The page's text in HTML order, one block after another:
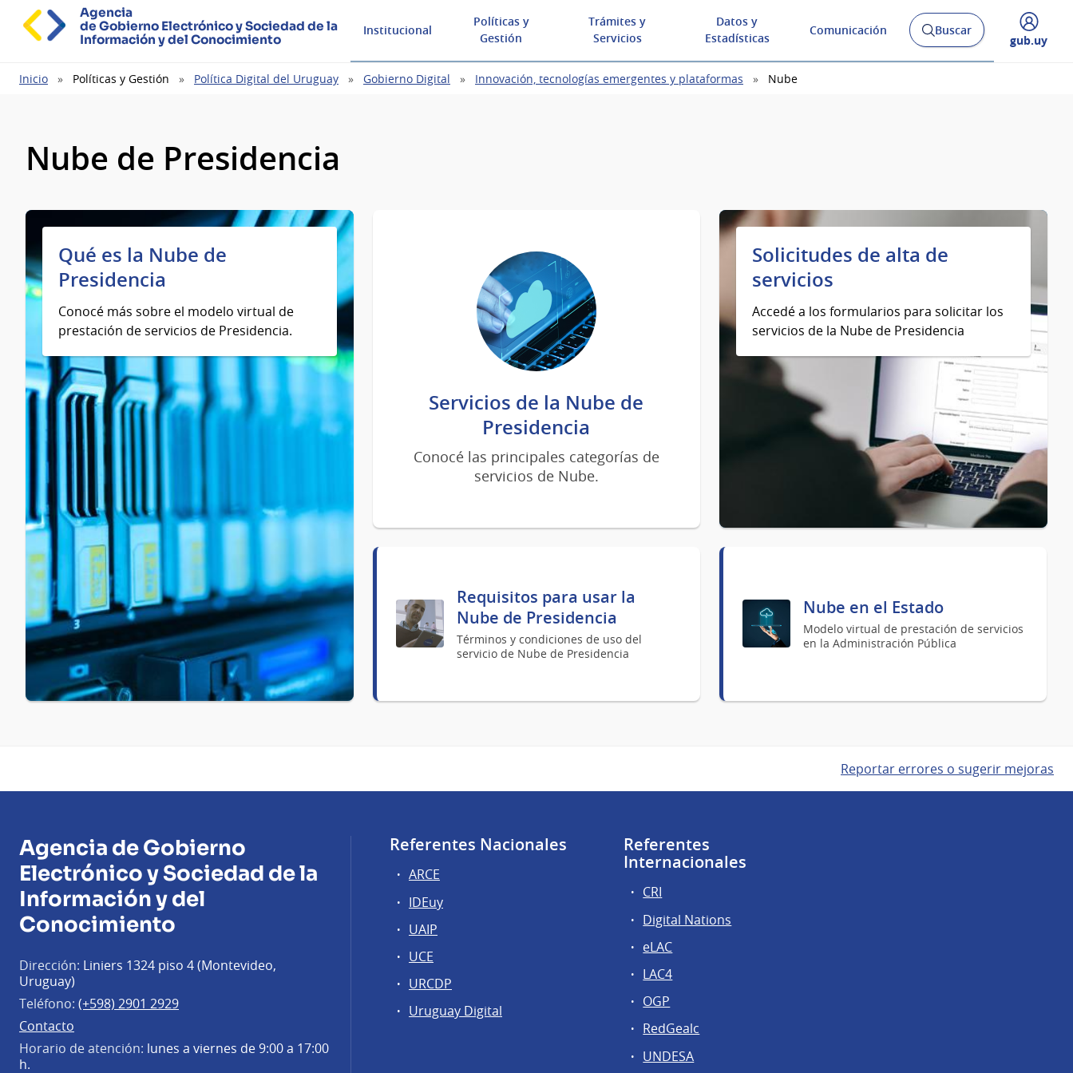
Agencia
de Gobierno Electrónico y Sociedad de la
Información y del Conocimiento
Institucional
Políticas y
Gestión
Trámites y
Servicios
Datos y
Estadísticas
Comunicación
AbrirBuscar
Desplegar
gub.uy
Ruta
Inicio Políticas y Gestión Política Digital del Uruguay Gobierno Digital Innovación, tecnologías emergentes y plataformas Nube
Nube de Presidencia
Qué es la Nube de
Presidencia
Conocé más sobre el modelo virtual de
prestación de servicios de Presidencia.
Servicios de la Nube de
Presidencia
Conocé las principales categorías de
servicios de Nube.
Requisitos para usar la
Nube de Presidencia
Términos y condiciones de uso del
servicio de Nube de Presidencia
Solicitudes de alta de
servicios
Accedé a los formularios para solicitar los
servicios de la Nube de Presidencia
Nube en el Estado
Modelo virtual de prestación de servicios
en la Administración Pública
Reportar errores o sugerir mejoras
Agencia de Gobierno
Electrónico y Sociedad de la
Información y del
Conocimiento
Dirección: Liniers 1324 piso 4 (Montevideo,
Uruguay)
Teléfono: (+598) 2901 2929
Contacto
Horario de atención: lunes a viernes de 9:00 a 17:00
h.
Referentes Nacionales
ARCE
IDEuy
UAIP
UCE
URCDP
Uruguay Digital
Referentes
Internacionales
CRI
Digital Nations
eLAC
LAC4
OGP
RedGealc
UNDESA